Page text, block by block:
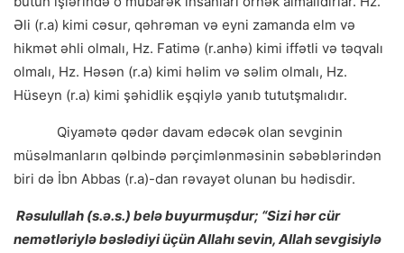
Əli (r.a) kimi cəsur, qəhrəman və eyni zamanda elm və
hikmət əhli olmalı, Hz. Fatimə (r.anhə) kimi iffətli və təqvalı
olmalı, Hz. Həsən (r.a) kimi həlim və səlim olmalı, Hz.
Hüseyn (r.a) kimi şəhidlik eşqiylə yanıb tututşmalıdır.
Qiyamətə qədər davam edəcək olan sevginin
müsəlmanların qəlbində pərçimlənməsinin səbəblərindən
biri də İbn Abbas (r.a)-dan rəvayət olunan bu hədisdir.
Rəsulullah (s.ə.s.) belə buyurmuşdur; “Sizi hər cür
nemətləriylə bəslədiyi üçün Allahı sevin, Allah sevgisiylə